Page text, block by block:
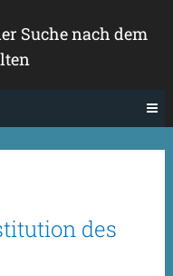
Suche nach dem
des